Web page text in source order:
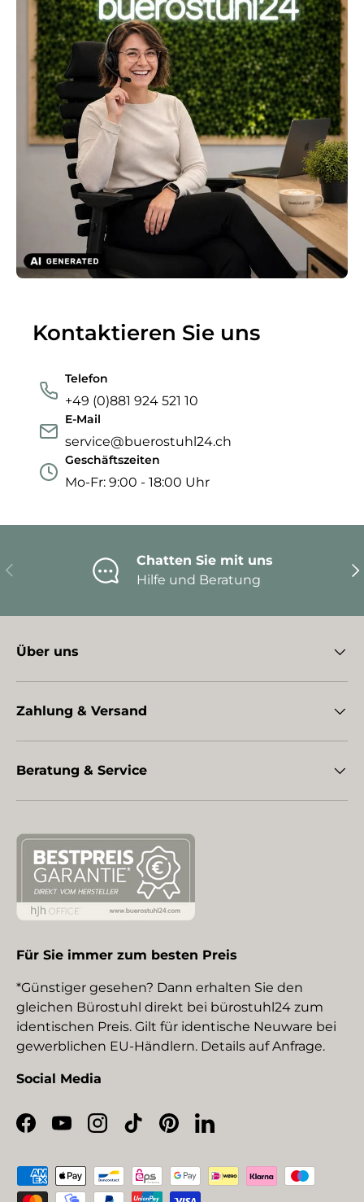
Kontaktieren Sie uns
Telefon
+49 (0)881 924 521 10
E-Mail
service@buerostuhl24.ch
Geschäftszeiten
Mo-Fr: 9:00 - 18:00 Uhr
Vorherige
Chatten Sie mit uns
Hilfe und Beratung
Über uns
Zahlung & Versand
Beratung & Service
Für Sie immer zum besten Preis
*Günstiger gesehen? Dann erhalten Sie den
gleichen Bürostuhl direkt bei bürostuhl24 zum
identischen Preis. Gilt für identische Neuware bei
gewerblichen EU-Händlern. Details auf Anfrage.
Social Media
Facebook
YouTubeInstagram
TikTokPinterestLinkedIn
Zahlungsmethoden